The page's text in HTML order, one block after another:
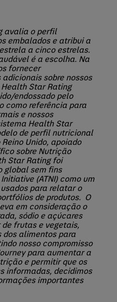
avalia o perfil
embalados e atribui a
a cinco estrelas.
é a escolha. Na
fornecer
sobre nossos
Star Rating
endossado pelo
como referência para
e nossos
Health Star
de perfil nutricional
Unido, apoiado
sobre Nutrição
Star Rating foi
global sem fins
(ATNI) como um
para relatar o
de produtos. O
em consideração o
sódio e açúcares
frutas e vegetais,
dos alimentos para
nosso compromisso
para aumentar a
e permitir que os
informadas, decidimos
importantes